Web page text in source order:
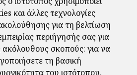
και άλλες τεχνολογίες
για τη βελτίωση
περιήγησής σας για
ακόλουθους σκοπούς: για να
τη βασική
του ιστότοπου,
χάρι πότερ